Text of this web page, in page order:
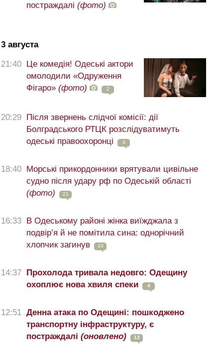
постраждалі (фото)
3 августа
21:40
Це комедія! Одеські актори
омолодили «Одруження
Фігаро» (фото) 2
20:29
Після звернень слідчої комісії: дії
Болградського РТЦК розслідуватимуть
одеські правоохоронці
4
18:40
Морські прикордонники врятували цивільне
судно після удару рф по Одеській області
(фото)
21
16:33
В Одеському районі жінка виїжджала з
подвір’я й не помітила сина: однорічний
хлопчик загинув
10
14:37
Прохолода тривала недовго: Одещину
охоплює нова хвиля спеки
4
12:51 Денна атака по Одещині: пошкоджено
транспортну інфраструктуру, є
постраждалі (оновлено) 12